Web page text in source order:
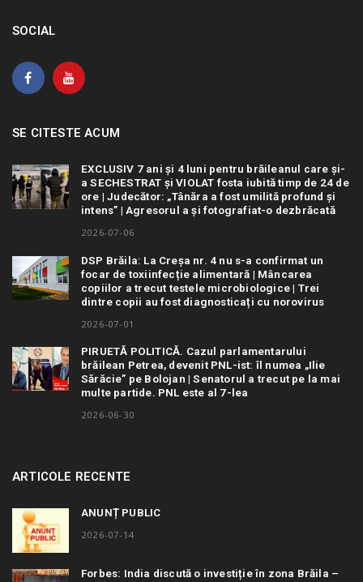
SOCIAL
SE CITESTE ACUM
EXCLUSIV 7 ani și 4 luni pentru brăileanul care și-
a SECHESTRAT și VIOLAT fosta iubită timp de 24 de
ore | Judecător: „Tânăra a fost umilită profund și
intens” | Agresorul a și fotografiat-o dezbrăcată
2026-07-06
DSP Brăila: La Creșa nr. 4 nu s-a confirmat un
focar de toxiinfecție alimentară | Mâncarea
copiilor a trecut testele microbiologice | Trei
dintre copii au fost diagnosticați cu norovirus
2026-07-01
PIRUETĂ POLITICĂ. Cazul parlamentarului
brăilean Petrea, devenit PNL-ist: îl numea „Ilie
Sărăcie” pe Bolojan | Senatorul a trecut pe la mai
multe partide. PNL este al 7-lea
2026-06-30
ARTICOLE RECENTE
ANUNȚ PUBLIC
2026-07-14
Forbes: India discută o investiție în zona Brăila –